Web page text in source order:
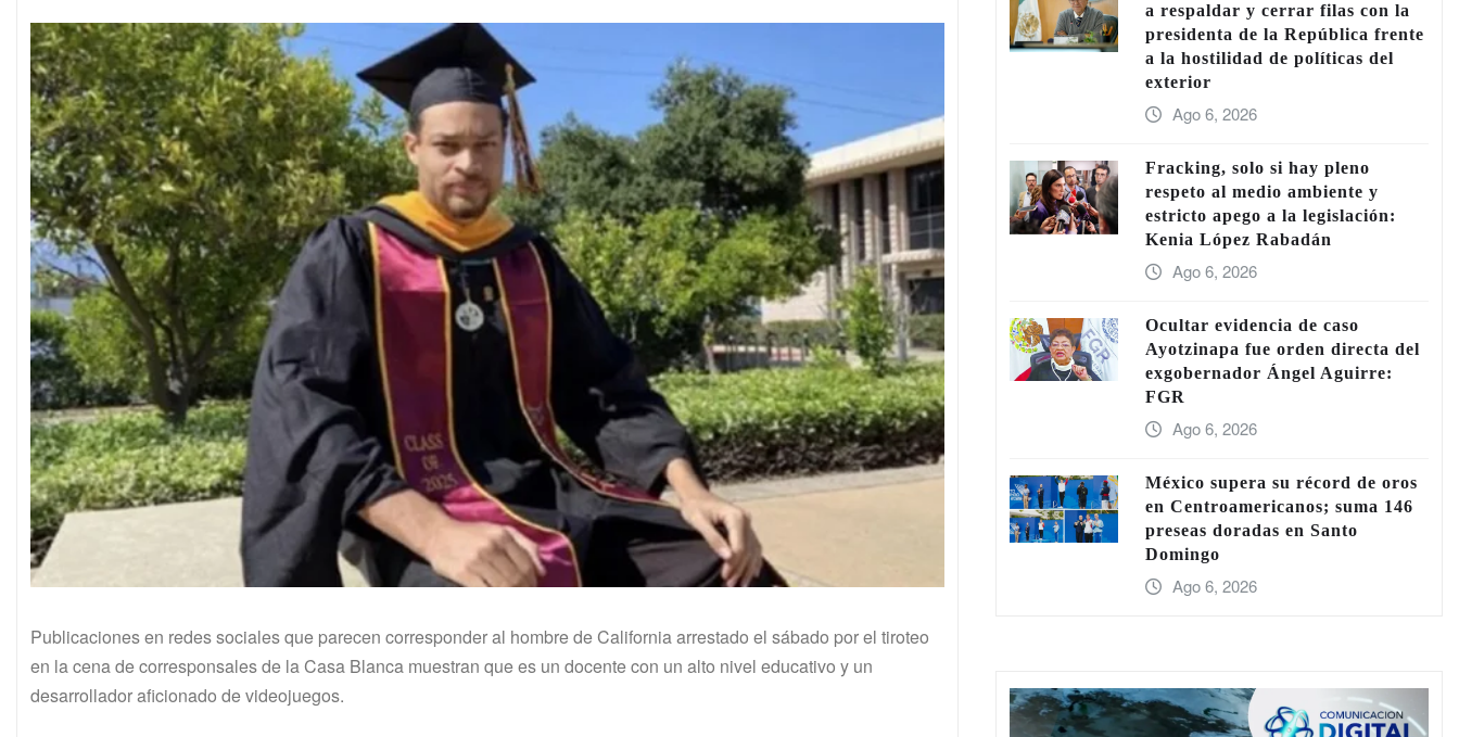
Publicaciones en redes sociales que parecen corresponder al hombre de California arrestado el sábado por el tiroteo
en la cena de corresponsales de la Casa Blanca muestran que es un docente con un alto nivel educativo y un
desarrollador aficionado de videojuegos.
a respaldar y cerrar filas con la
presidenta de la República frente
a la hostilidad de políticas del
exterior
Ago 6, 2026
Fracking, solo si hay pleno
respeto al medio ambiente y
estricto apego a la legislación:
Kenia López Rabadán
Ago 6, 2026
Ocultar evidencia de caso
Ayotzinapa fue orden directa del
exgobernador Ángel Aguirre:
FGR
Ago 6, 2026
México supera su récord de oros
en Centroamericanos; suma 146
preseas doradas en Santo
Domingo
Ago 6, 2026